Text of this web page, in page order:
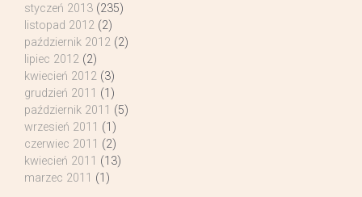
styczeń 2013 (235)
listopad 2012 (2)
październik 2012 (2)
lipiec 2012 (2)
kwiecień 2012 (3)
grudzień 2011 (1)
październik 2011 (5)
wrzesień 2011 (1)
czerwiec 2011 (2)
kwiecień 2011 (13)
marzec 2011 (1)